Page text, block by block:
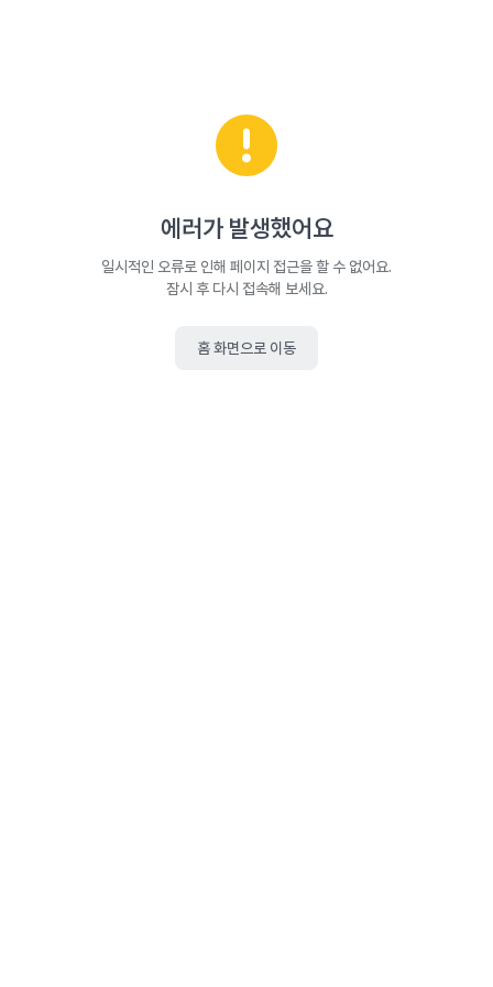
에러가 발생했어요
일시적인 오류로 인해 페이지 접근을 할 수 없어요.
잠시 후 다시 접속해 보세요.
홈 화면으로 이동